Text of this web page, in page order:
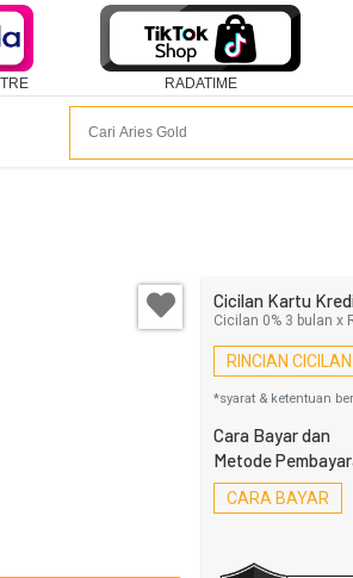
RADATIME
Cicilan Kartu
Cicilan 0% 3 bulan x
RINCIAN CICILAN
*syarat & ketentuan
Cara Bayar dan
Metode
CARA BAYAR